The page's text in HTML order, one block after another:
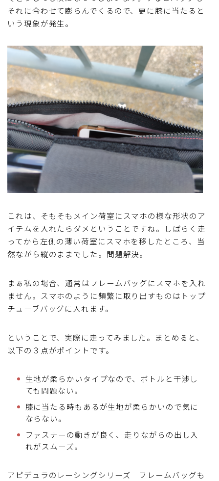
それに合わせて膨らんでくるので、更に膝に当たると
いう現象が発生。
これは、そもそもメイン荷室にスマホの様な形状のア
イテムを入れたらダメということですね。しばらく走
ってから左側の薄い荷室にスマホを移したところ、当
然ながら縦のままでした。問題解決。
まぁ私の場合、通常はフレームバッグにスマホを入れ
ません。スマホのように頻繁に取り出すものはトップ
チューブバッグに入れます。
ということで、実際に走ってみました。まとめると、
以下の３点がポイントです。
生地が柔らかいタイプなので、ボトルと干渉し
ても問題ない。
膝に当たる時もあるが生地が柔らかいので気に
ならない。
ファスナーの動きが良く、走りながらの出し入
れがスムーズ。
アピデュラのレーシングシリーズ フレームバッグも